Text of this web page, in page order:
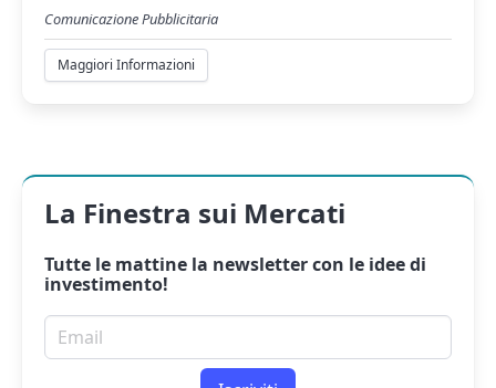
Comunicazione Pubblicitaria
Maggiori Informazioni
La Finestra sui Mercati
Tutte le mattine la newslettercon le idee di
investimento!
Email per newsletter